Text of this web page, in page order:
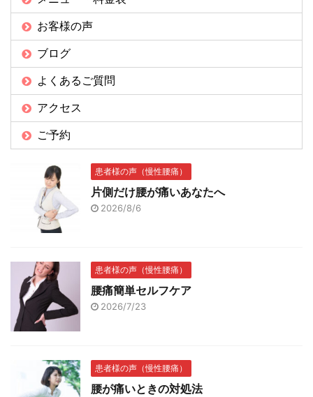
お客様の声
ブログ
よくあるご質問
アクセス
ご予約
患者様の声（慢性腰痛）
片側だけ腰が痛いあなたへ
2026/8/6
患者様の声（慢性腰痛）
腰痛簡単セルフケア
2026/7/23
患者様の声（慢性腰痛）
腰が痛いときの対処法